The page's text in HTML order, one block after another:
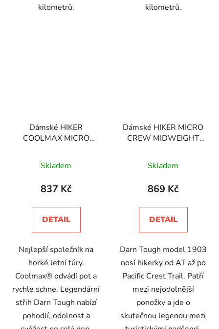
kilometrů.
kilometrů.
Dámské HIKER
COOLMAX MICRO
ponožky
Skladem
837 Kč
DETAIL
Nejlepší společník na
horké letní túry.
Coolmax® odvádí pot a
rychle schne. Legendární
střih Darn Tough nabízí
pohodlí, odolnost a
Dámské HIKER MICRO
CREW MIDWEIGHT
hodnocení
produktu
5,0
z
hvězdiček.
Skladem
869 Kč
DETAIL
Darn Tough model 1903
nosí hikerky od AT až po
Pacific Crest Trail. Patří
mezi nejodolnější
ponožky a jde o
skutečnou legendu mezi